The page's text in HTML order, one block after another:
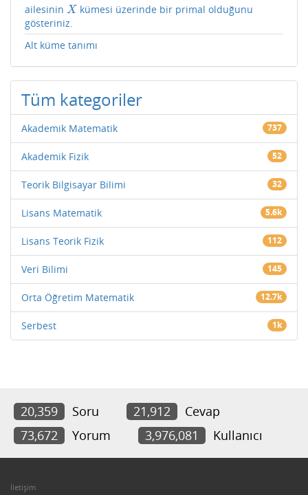
ailesinin X
X kümesi üzerinde bir primal olduğunu
gösteriniz.
Alt küme tanımı
Tüm kategoriler
Akademik Matematik 737
Akademik Fizik 52
Teorik Bilgisayar Bilimi 32
Lisans Matematik 5.6k
Lisans Teorik Fizik 112
Veri Bilimi 145
Orta Öğretim Matematik 12.7k
Serbest 1k
20,359 Soru 21,912
Cevap
73,672
Yorum 3,976,081 Kullanıcı
İletişim